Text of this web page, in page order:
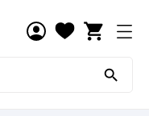
shopping_cart
